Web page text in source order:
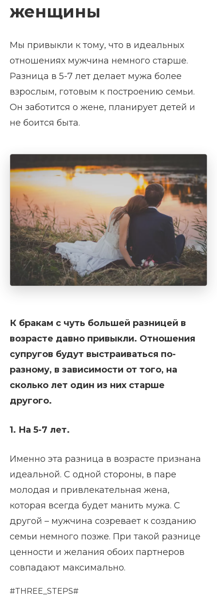
женщины
Мы привыкли к тому, что в идеальных
отношениях мужчина немного старше.
Разница в 5-7 лет делает мужа более
взрослым, готовым к построению семьи.
Он заботится о жене, планирует детей и
не боится быта.
К бракам с чуть большей разницей в
возрасте давно привыкли. Отношения
супругов будут выстраиваться по-
разному, в зависимости от того, на
сколько лет один из них старше
другого.
1. На 5-7 лет.
Именно эта разница в возрасте признана
идеальной. С одной стороны, в паре
молодая и привлекательная жена,
которая всегда будет манить мужа. С
другой – мужчина созревает к созданию
семьи немного позже. При такой разнице
ценности и желания обоих партнеров
совпадают максимально.
#THREE_STEPS#